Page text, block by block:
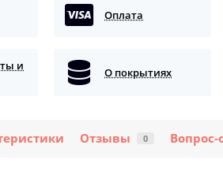
Оплата
и
О покрытиях
Отзывы 0 Вопрос-